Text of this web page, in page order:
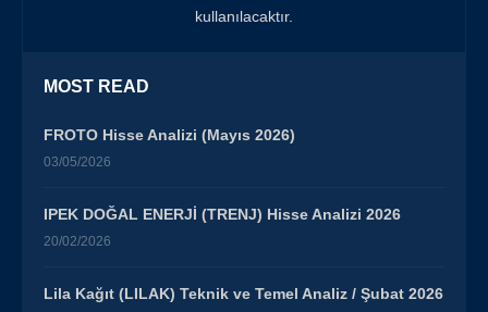
kullanılacaktır.
MOST READ
FROTO Hisse Analizi (Mayıs 2026)
03/05/2026
IPEK DOĞAL ENERJİ (TRENJ) Hisse Analizi 2026
20/02/2026
Lila Kağıt (LILAK) Teknik ve Temel Analiz / Şubat 2026